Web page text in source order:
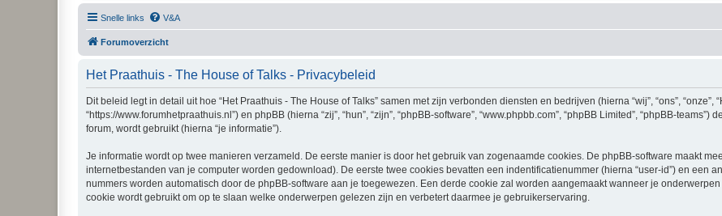
Snelle links V&A
Forumoverzicht
Het Praathuis - The House of Talks - Privacybeleid
Dit beleid legt in detail uit hoe “Het Praathuis - The House of Talks” samen met zijn verbonden diensten en bedrijven (hierna “wij”, “ons”, “onze”,
“https://www.forumhetpraathuis.nl”) en phpBB (hierna “zij”, “hun”, “zijn”, “phpBB-software”, “www.phpbb.com”, “phpBB Limited”, “phpBB-
forum, wordt gebruikt (hierna “je informatie”).
Je informatie wordt op twee manieren verzameld. De eerste manier is door het gebruik van zogenaamde cookies. De phpBB-software maakt
internetbestanden van je computer worden gedownload). De eerste twee cookies bevatten een indentificatienummer (hierna “user-id”) en een
nummers worden automatisch door de phpBB-software aan je toegewezen. Een derde cookie zal worden aangemaakt wanneer je
cookie wordt gebruikt om op te slaan welke onderwerpen gelezen zijn en verbetert daarmee je gebruikerservaring.